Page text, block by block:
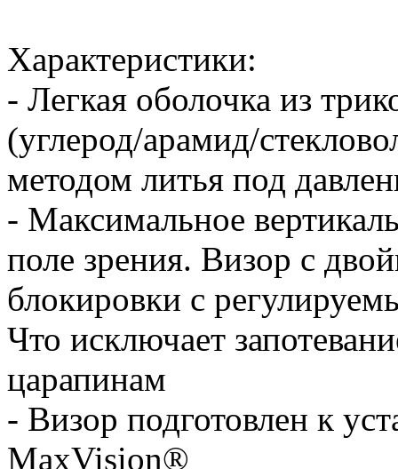
Характеристики:
- Легкая оболочка из
(углерод/арамид/
методом литья под
- Максимальное
поле зрения. Визор с
блокировки с
Что исключает
царапинам
- Визор подготовлен к
MaxVision®